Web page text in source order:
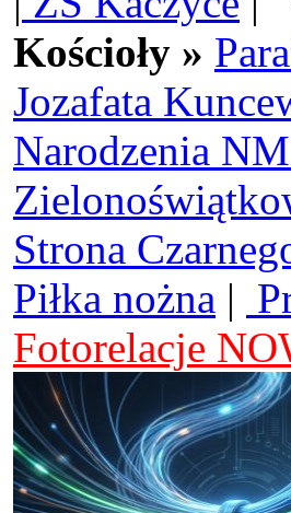
Kościoły »
Jozafata
Narodzenia
Strona
Piłka nożna |
Fotorelacje